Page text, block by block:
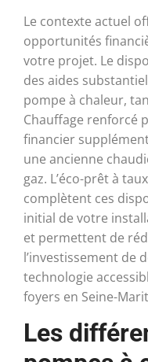
Le contexte actuel
opportunités
votre projet. Le
des aides
pompe à chaleur,
Chauffage renforcé
financier
une ancienne
gaz. L’éco-prêt à
complètent ces
initial de votre
et permettent de
l’investissement de
technologie
foyers en Seine-
Les